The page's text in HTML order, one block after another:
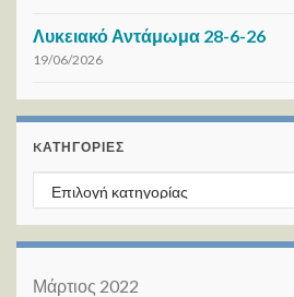
Λυκειακό Αντάμωμα 28-6-26
19/06/2026
KΑΤΗΓΟΡΊΕΣ
Kατηγορίες
Μάρτιος 2022